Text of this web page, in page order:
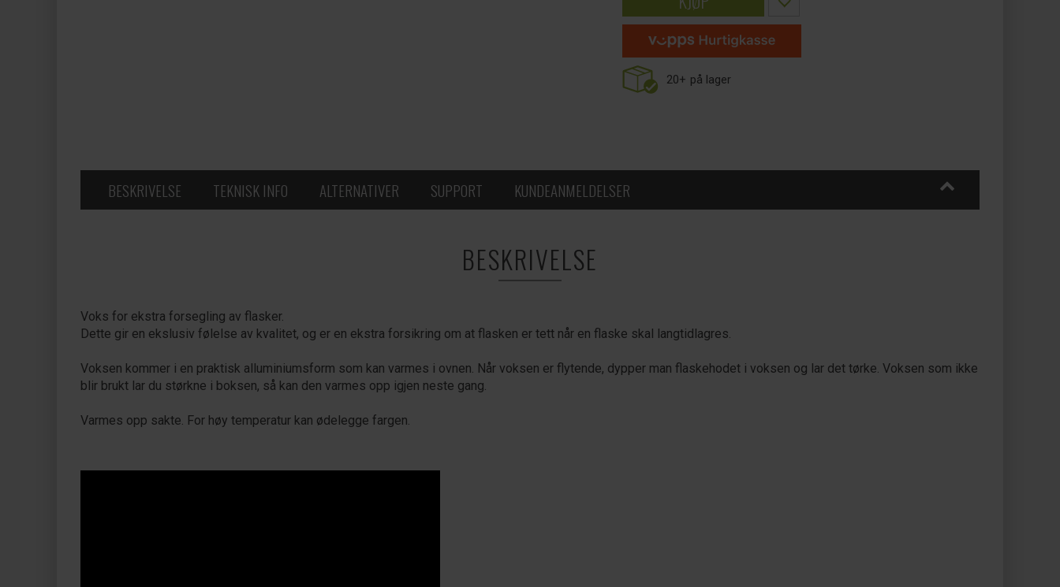
20+ på lager
BESKRIVELSE TEKNISK INFO ALTERNATIVER SUPPORT KUNDEANMELDELSER
BESKRIVELSE
Voks for ekstra forsegling av flasker.
Dette gir en ekslusiv følelse av kvalitet, og er en ekstra forsikring om at flasken er tett når en flaske skal langtidlagres.
Voksen kommer i en praktisk alluminiumsform som kan varmes i ovnen. Når voksen er flytende, dypper man flaskehodet i voksen og lar det tørke. Voksen som ikke
blir brukt lar du størkne i boksen, så kan den varmes opp igjen neste gang.
Varmes opp sakte. For høy temperatur kan ødelegge fargen.